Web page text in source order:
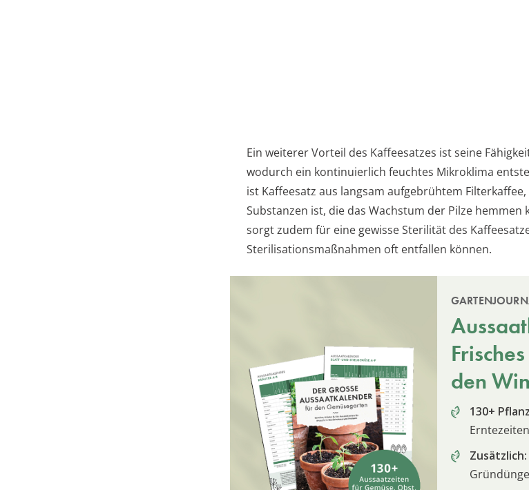
Ein weiterer Vorteil des Kaffeesatzes ist seine
wodurch ein kontinuierlich feuchtes Mikroklima
ist Kaffeesatz aus langsam aufgebrühtem
Substanzen ist, die das Wachstum der Pilze
sorgt zudem für eine gewisse Sterilität des
Sterilisationsmaßnahmen oft entfallen können.
den
130+
Zusätzlich: